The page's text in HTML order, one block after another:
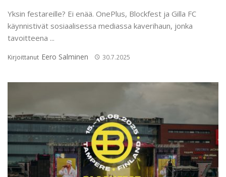
Yksin festareille? Ei enää. OnePlus, Blockfest ja Gilla FC
käynnistivät sosiaalisessa mediassa kaverihaun, jonka
tavoitteena ...
Kirjoittanut Eero Salminen 30.7.2025